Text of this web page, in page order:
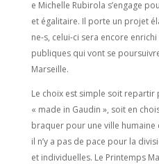
e Michelle Rubirola s’engage
et égalitaire. Il porte un projet
ne-s, celui-ci sera encore
publiques qui vont se
Marseille.
Le choix est simple soit repartir
« made in Gaudin », soit en
braquer pour une ville humaine
il n’y a pas de pace pour la
et individuelles. Le Printemps